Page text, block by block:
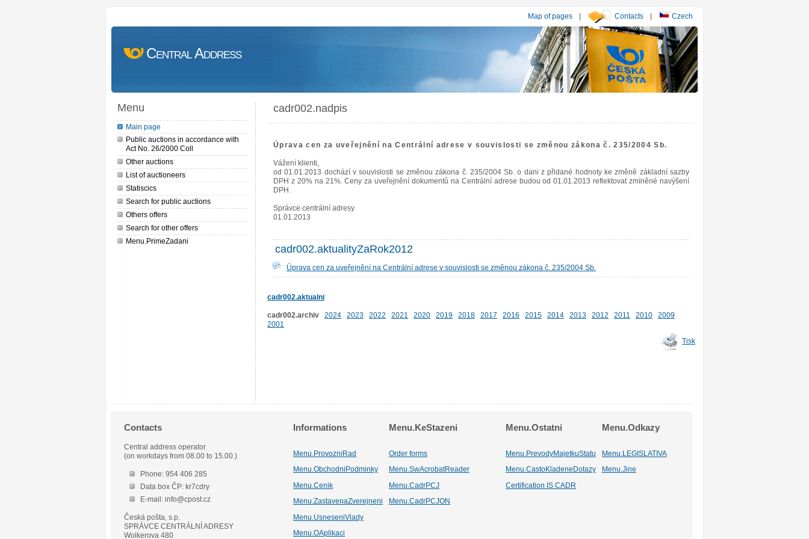
Map of pages | Contacts | Czech
Central Address
Menu
Main page
Public auctions in accordance with
Act No. 26/2000 Coll
Other auctions
List of auctioneers
Statiscics
Search for public auctions
Others offers
Search for other offers
Menu.PrimeZadani
cadr002.nadpis
Úprava cen za uveřejnění na Centrální adrese v souvislosti se změnou zákona č. 235/2004 Sb.
Vážení klienti,
od 01.01.2013 dochází v souvislosti se změnou zákona č. 235/2004 Sb. o dani z přidané hodnoty ke změně základní sazby
DPH z 20% na 21%. Ceny za uveřejnění dokumentů na Centrální adrese budou od 01.01.2013 reflektovat zmíněné navýšení
DPH.
Správce centrální adresy
01.01.2013
cadr002.aktualityZaRok2012
Úprava cen za uveřejnění na Centrální adrese v souvislosti se změnou zákona č. 235/2004 Sb.
cadr002.aktualni
cadr002.archiv 2024 2023 2022 2021 2020 2019 2018 2017 2016 2015 2014 2013 2012 2011 2010
2009
2001
Tisk
Contacts
Central address operator
(on workdays from 08.00 to 15.00.)
Phone: 954 406 285
Data box ČP: kr7cdry
E-mail: info@cpost.cz
Česká pošta, s.p.
SPRÁVCE CENTRÁLNÍ ADRESY
Wolkerova 480
Informations Menu.KeStazeni Menu.Ostatni Menu.Odkazy
Menu.ProvozniRad Order forms Menu.PrevodyMajetkuStatu
Menu.LEGISLATIVA
Menu.ObchodniPodminky
Menu.SwAcrobatReader Menu.CastoKladeneDotazy Menu.Jine
Menu.Cenik Menu.CadrPCJ
Certification IS CADR
Menu.ZastavenaZverejneni
Menu.CadrPCJON
Menu.UsneseniVlady
Menu.OAplikaci